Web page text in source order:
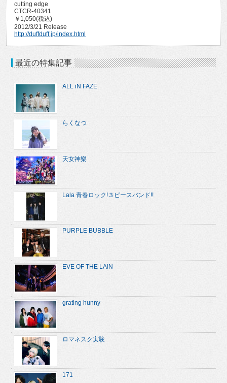
cutting edge
CTCR-40341
￥1,050(税込)
2012/3/21 Release
http://duffduff.jp/index.html
最近の特集記事
ALL iN FAZE
らくなつ
天女神樂
Lala 青春ロック!３ピースバンド!!
PURPLE BUBBLE
EVE OF THE LAIN
grating hunny
ロマネスク実験
171